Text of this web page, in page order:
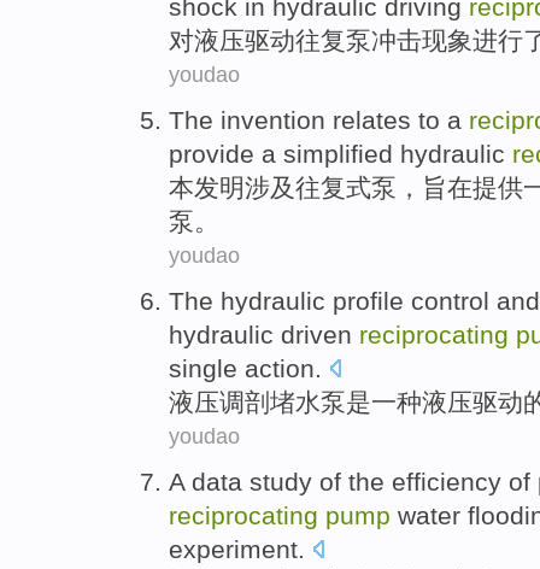
shock in hydraulic driving
对液压驱动往复泵冲击现象进行
youdao
The invention relates to a
provide a simplified hydraulic
本发明涉及往复式泵 ， 旨在提供
泵。
youdao
The hydraulic profile control
hydraulic driven reciprocating
single action.
液压调剖 堵水泵是一种液压驱动
youdao
A data study of the efficiency of
reciprocating pump water
experiment.